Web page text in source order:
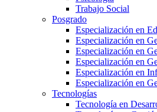
Trabajo Social
Posgrado
Especialización en
Especialización en
Especialización en
Especialización en
Especialización en
Especialización en
Tecnologías
Tecnología en